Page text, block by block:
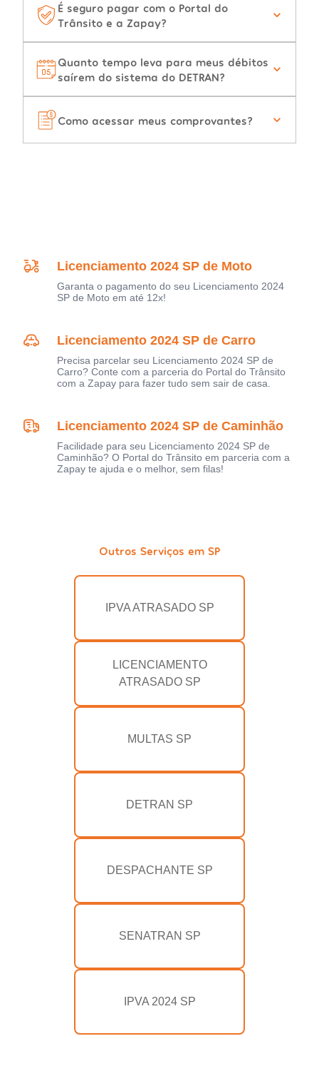
É seguro pagar com o Portal do
Trânsito e a Zapay?
Quanto tempo leva para meus débitos
saírem do sistema do DETRAN?
Como acessar meus comprovantes?
Licenciamento 2024 SP de Moto
Garanta o pagamento do seu Licenciamento 2024
SP de Moto em até 12x!
Licenciamento 2024 SP de Carro
Precisa parcelar seu Licenciamento 2024 SP de
Carro? Conte com a parceria do Portal do Trânsito
com a Zapay para fazer tudo sem sair de casa.
Licenciamento 2024 SP de Caminhão
Facilidade para seu Licenciamento 2024 SP de
Caminhão? O Portal do Trânsito em parceria com a
Zapay te ajuda e o melhor, sem filas!
Outros Serviços em SP
IPVA ATRASADO SP
LICENCIAMENTO
ATRASADO SP
MULTAS SP
DETRAN SP
DESPACHANTE SP
SENATRAN SP
IPVA 2024 SP